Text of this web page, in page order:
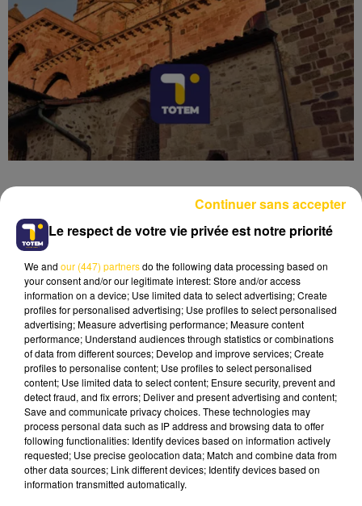
13 mars 2025 - 4 min 6 sec
L'INFO DE LA HAUTE-LOIRE DU
13/03/25 À 07H30
Ecoutez sur Totem l'information dans le Cantal,
le pays de Brioude et Issoire avec les reportages
de nos journalistes sur le terrain.
Le respect de votre vie privée est notre priorité
We and our (447) partnersdo the following data processing based on
your consent and/or our legitimate interest: Store and/or access
information on a device; Use limited data to select advertising; Create
profiles for personalised advertising; Use profiles to select personalised
advertising; Measure advertising performance; Measure content
performance; Understand audiences through statistics or combinations
of data from different sources; Develop and improve services; Create
profiles to personalise content; Use profiles to select personalised
content; Use limited data to select content; Ensure security, prevent and
detect fraud, and fix errors; Deliver and present advertising and content;
Save and communicate privacy choices. These technologies may
process personal data such as IP address and browsing data to offer
following functionalities: Identify devices based on information actively
requested; Use precise geolocation data; Match and combine data from
other data sources; Link different devices; Identify devices based on
information transmitted automatically.
Continuer sans accepter